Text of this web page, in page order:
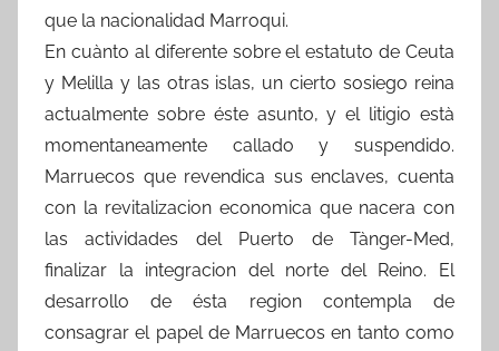
que la nacionalidad Marroqui.
En cuànto al diferente sobre el estatuto de Ceuta
y Melilla y las otras islas, un cierto sosiego reina
actualmente sobre éste asunto, y el litigio està
momentaneamente callado y suspendido.
Marruecos que revendica sus enclaves, cuenta
con la revitalizacion economica que nacera con
las actividades del Puerto de Tànger-Med,
finalizar la integracion del norte del Reino. El
desarrollo de ésta region contempla de
consagrar el papel de Marruecos en tanto como